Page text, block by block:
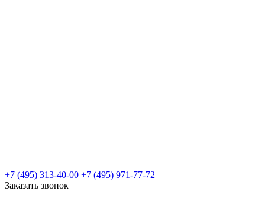
+7 (495) 313-40-00 +7 (495) 971-77-72
Заказать звонок